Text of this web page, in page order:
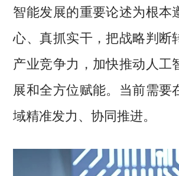
智能发展的重要论述为根本
心、真抓实干，把战略判断
产业竞争力，加快推动人工
展和全方位赋能。当前需要
域精准发力、协同推进。